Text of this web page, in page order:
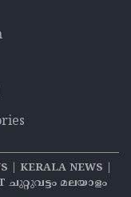
| KERALA NEWS |
ചുറ്റുവട്ടം മലയാളം